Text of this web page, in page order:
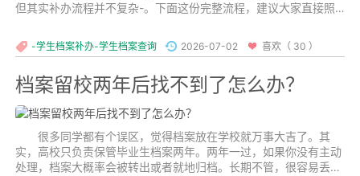
但其实补办流程并不复杂-。下面这份完整流程，建议大家直接照
-学生档案补办-学生档案查询 2026-07-02 喜欢（ 30 ）
档案留校两年后找不到了怎么办？
很多同学都有个误区，觉得档案放在学校就万事大吉了。其
实，高校只负责保管毕业生档案两年。两年一过，如果你没有主动
处理，档案大概率会被转出或者就地归档。长期不管，很容易丢